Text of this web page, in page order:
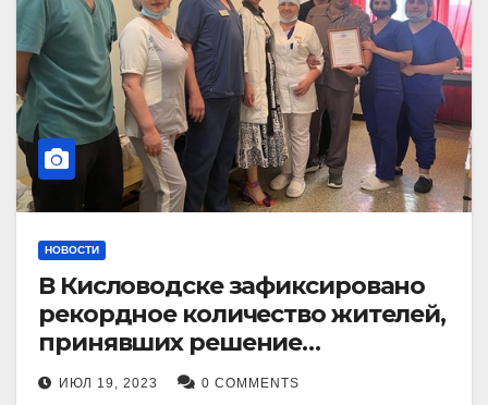
НОВОСТИ
В Кисловодске зафиксировано
рекордное количество жителей,
принявших решение
воспользоваться
установленными мерами, с
ИЮЛ 19, 2023 0 COMMENTS